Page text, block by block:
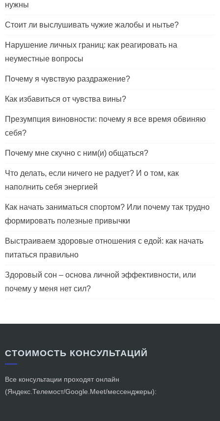
нужны
Стоит ли выслушивать чужие жалобы и нытье?
Нарушение личных границ: как реагировать на
неуместные вопросы
Почему я чувствую раздражение?
Как избавиться от чувства вины?
Презумпция виновности: почему я все время обвиняю
себя?
Почему мне скучно с ним(и) общаться?
Что делать, если ничего не радует? И о том, как
наполнить себя энергией
Как начать заниматься спортом? Или почему так трудно
формировать полезные привычки
Выстраиваем здоровые отношения с едой: как начать
питаться правильно
Здоровый сон – основа личной эффективности, или
почему у меня нет сил?
СТОИМОСТЬ КОНСУЛЬТАЦИЙ
Все консультации проходят онлайн
(Яндекс.Телемост/Google.Meet/мессенджеры):